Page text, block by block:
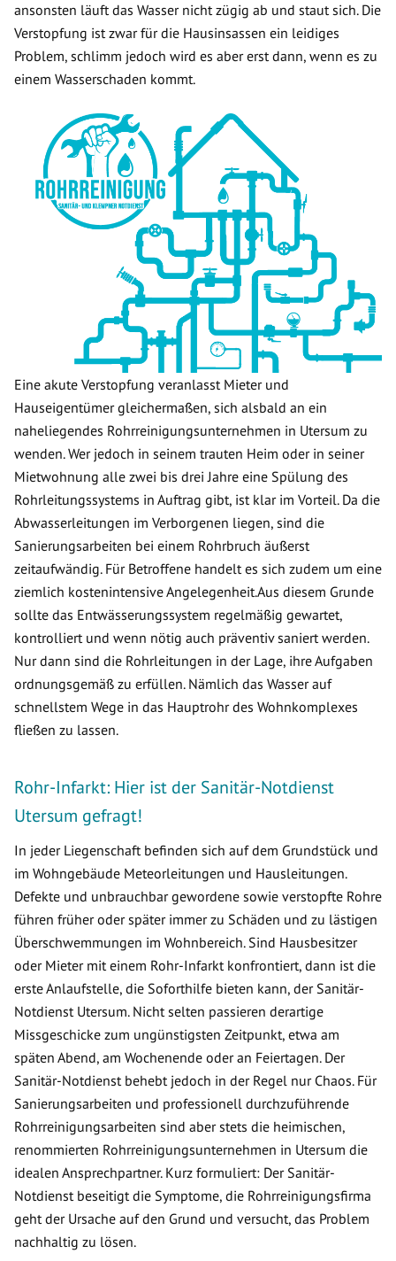
ansonsten läuft das Wasser nicht zügig ab und staut sich. Die
Verstopfung ist zwar für die Hausinsassen ein leidiges
Problem, schlimm jedoch wird es aber erst dann, wenn es zu
einem Wasserschaden kommt.
Eine akute Verstopfung veranlasst Mieter und
Hauseigentümer gleichermaßen, sich alsbald an ein
naheliegendes Rohrreinigungsunternehmen in Utersum zu
wenden. Wer jedoch in seinem trauten Heim oder in seiner
Mietwohnung alle zwei bis drei Jahre eine Spülung des
Rohrleitungssystems in Auftrag gibt, ist klar im Vorteil. Da die
Abwasserleitungen im Verborgenen liegen, sind die
Sanierungsarbeiten bei einem Rohrbruch äußerst
zeitaufwändig. Für Betroffene handelt es sich zudem um eine
ziemlich kostenintensive Angelegenheit.Aus diesem Grunde
sollte das Entwässerungssystem regelmäßig gewartet,
kontrolliert und wenn nötig auch präventiv saniert werden.
Nur dann sind die Rohrleitungen in der Lage, ihre Aufgaben
ordnungsgemäß zu erfüllen. Nämlich das Wasser auf
schnellstem Wege in das Hauptrohr des Wohnkomplexes
fließen zu lassen.
Rohr-Infarkt: Hier ist der Sanitär-Notdienst
Utersum gefragt!
In jeder Liegenschaft befinden sich auf dem Grundstück und
im Wohngebäude Meteorleitungen und Hausleitungen.
Defekte und unbrauchbar gewordene sowie verstopfte Rohre
führen früher oder später immer zu Schäden und zu lästigen
Überschwemmungen im Wohnbereich. Sind Hausbesitzer
oder Mieter mit einem Rohr-Infarkt konfrontiert, dann ist die
erste Anlaufstelle, die Soforthilfe bieten kann, der Sanitär-
Notdienst Utersum. Nicht selten passieren derartige
Missgeschicke zum ungünstigsten Zeitpunkt, etwa am
späten Abend, am Wochenende oder an Feiertagen. Der
Sanitär-Notdienst behebt jedoch in der Regel nur Chaos. Für
Sanierungsarbeiten und professionell durchzuführende
Rohrreinigungsarbeiten sind aber stets die heimischen,
renommierten Rohrreinigungsunternehmen in Utersum die
idealen Ansprechpartner. Kurz formuliert: Der Sanitär-
Notdienst beseitigt die Symptome, die Rohrreinigungsfirma
geht der Ursache auf den Grund und versucht, das Problem
nachhaltig zu lösen.